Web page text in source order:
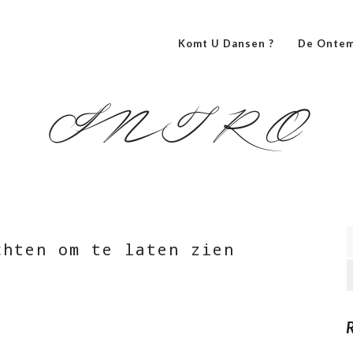
Komt U Dansen ? De
INTRO
om te laten zien